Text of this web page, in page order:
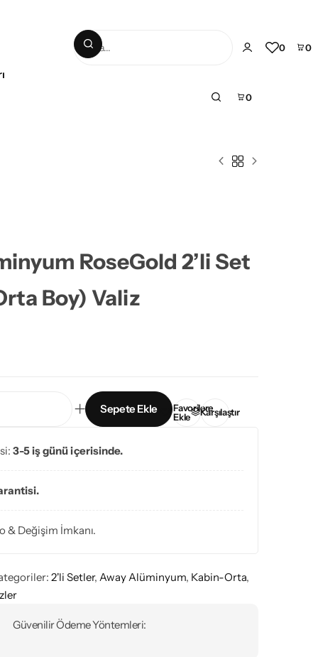
0 0
0
RoseGold 2’li Set
Boy) Valiz
Sepete Ekle
Favorilere
Ekle
Karşılaştır
3-5 iş günü içerisinde.
& Değişim İmkanı.
2'li Setler, Away Alüminyum, Kabin-Orta,
Güvenilir Ödeme Yöntemleri: